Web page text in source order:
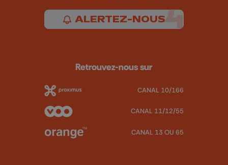
ALERTEZ-NOUS
Retrouvez-nous sur
CANAL 10/166
CANAL 11/12/55
CANAL 13 OU 65